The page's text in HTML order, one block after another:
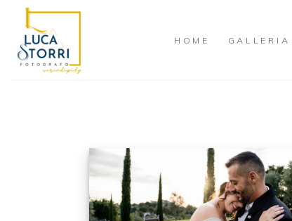
content
HOME GALLERIA